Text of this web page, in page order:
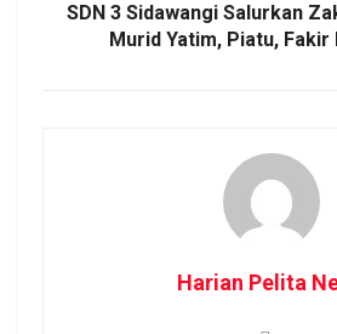
SDN 3 Sidawangi Salurkan
Murid Yatim, Piatu, Fakir
Harian Pelita